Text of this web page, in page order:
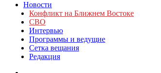
Новости
Конфликт на Ближнем Востоке
СВО
Интервью
Программы и ведущие
Сетка вещания
Редакция